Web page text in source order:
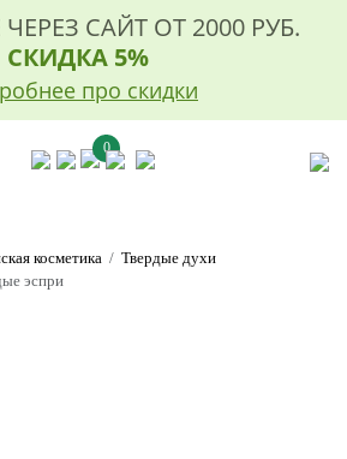
САЙТ ОТ 2000 РУБ.
СКИДКА 5%
про скидки
0
косметика
Твердые духи
эспри